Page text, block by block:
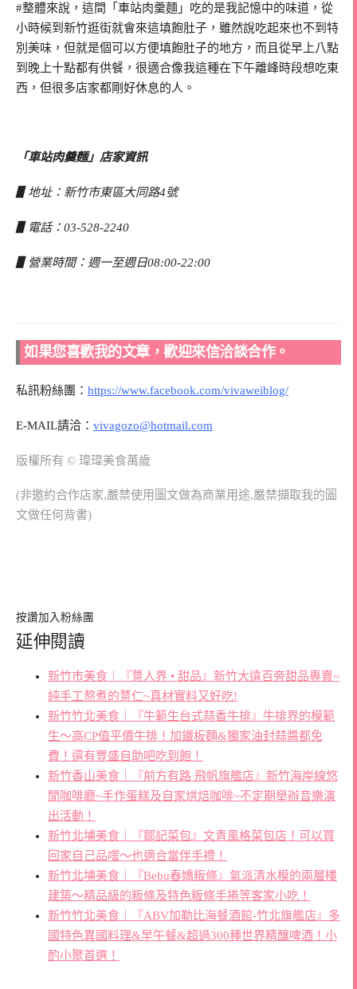
#整體來說，這間「車站肉羹麵」吃的是我記憶中的味道，從
小時候到新竹逛街就會來這填飽肚子，雖然說吃起來也不到特
別美味，但就是個可以方便填飽肚子的地方，而且從早上八點
到晚上十點都有供餐，很適合像我這種在下午離峰時段想吃東
西，但很多店家都剛好休息的人。
「車站肉羹麵」店家資訊
▋ 地址： 新竹市東區大同路4號
▋ 電話： 03-528-2240
▋ 營業時間：週一至週日08:00-22:00
如果您喜歡我的文章，歡迎來信洽談合作。
私訊粉絲團： https://www.facebook.com/vivaweiblog/
E-MAIL請洽： vivagozo@hotmail.com
版權所有 © 瑋瑋美食萬歲
(非邀約合作店家,嚴禁使用圖文做為商業用途,嚴禁擷取我的圖
文做任何背書)
按讚加入粉絲團
延伸閱讀
新竹市美食｜『薏人界 • 甜品』新竹大遠百旁甜品專賣~
純手工熬煮的薏仁~真材實料又好吃!
新竹竹北美食｜『牛範生台式蒜香牛排』牛排界的模範
生～高CP值平價牛排！加鐵板麵&獨家油封蒜醬都免
費！還有豐盛自助吧吃到飽！
新竹香山美食｜『前方有路 飛帆旗艦店』新竹海岸線悠
閒咖啡廳~手作蛋糕及自家烘焙咖啡~不定期舉辦音樂演
出活動！
新竹北埔美食｜『鄒記菜包』文青風格菜包店！可以買
回家自己品嚐～也適合當伴手禮！
新竹北埔美食｜『Bebu春嬌粄條』氣派清水模的兩層樓
建築～精品級的粄條及特色粄條手捲等客家小吃！
新竹竹北美食｜『ABV加勒比海餐酒館-竹北旗艦店』多
國特色異國料理&早午餐&超過300種世界精釀啤酒！小
酌小聚首選！